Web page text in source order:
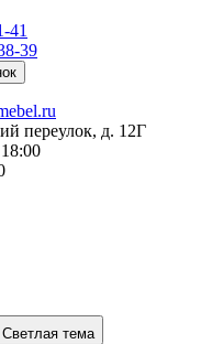
41
39
переулок, д. 12Г
Светлая тема